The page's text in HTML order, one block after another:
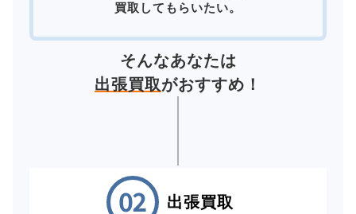
買取してもらいたい。
そんなあなたは
出張買取がおすすめ！
出張買取